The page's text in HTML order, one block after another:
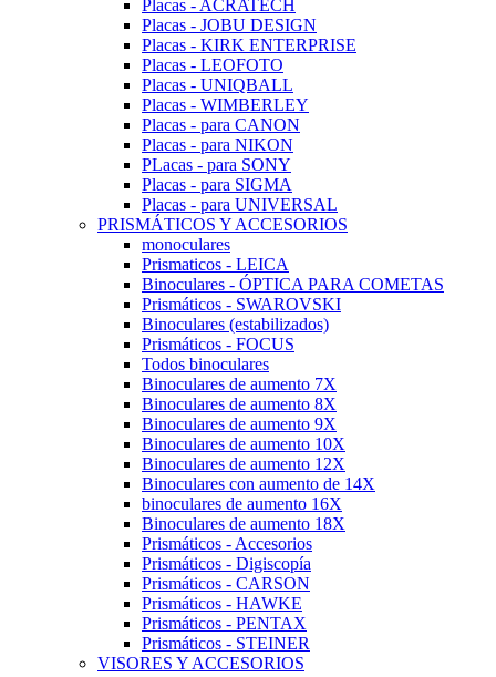
Placas - ACRATECH
Placas - JOBU DESIGN
Placas - KIRK ENTERPRISE
Placas - LEOFOTO
Placas - UNIQBALL
Placas - WIMBERLEY
Placas - para CANON
Placas - para NIKON
PLacas - para SONY
Placas - para SIGMA
Placas - para UNIVERSAL
PRISMÁTICOS Y ACCESORIOS
monoculares
Prismaticos - LEICA
Binoculares - ÓPTICA PARA COMETAS
Prismáticos - SWAROVSKI
Binoculares (estabilizados)
Prismáticos - FOCUS
Todos binoculares
Binoculares de aumento 7X
Binoculares de aumento 8X
Binoculares de aumento 9X
Binoculares de aumento 10X
Binoculares de aumento 12X
Binoculares con aumento de 14X
binoculares de aumento 16X
Binoculares de aumento 18X
Prismáticos - Accesorios
Prismáticos - Digiscopía
Prismáticos - CARSON
Prismáticos - HAWKE
Prismáticos - PENTAX
Prismáticos - STEINER
VISORES Y ACCESORIOS